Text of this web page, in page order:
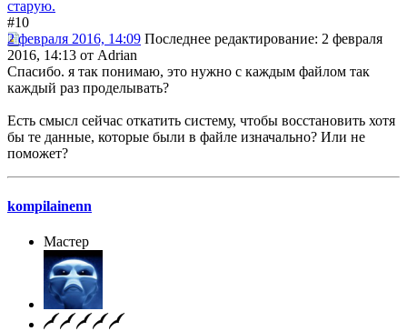
старую.
#10
2 февраля 2016, 14:09 Последнее редактирование: 2 февраля
2016, 14:13 от Adrian
Спасибо. я так понимаю, это нужно с каждым файлом так
каждый раз проделывать?
Есть смысл сейчас откатить систему, чтобы восстановить хотя
бы те данные, которые были в файле изначально? Или не
поможет?
kompilainenn
Мастер